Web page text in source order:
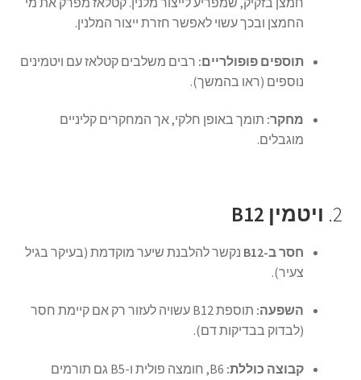
החמצן ובכך עשוי לאפשר חזרת ייצור המלנין.
תוספים פופולריים: רבים משלבים קטלאז עם ויטמינים
נוספים (ראו בהמשך).
מחקר: תומך באופן חלקי, אך המחקרים קליניים
מוגבלים.
2. ויטמין B12
חסר ב-B12
נקשר להלבנת שיער מוקדמת (בעיקר בגיל
צעיר).
השפעה:
תוספת B12 עשויה לעזור רק אם קיימת חסר
(לבדוק בבדיקות דם).
קבוצה כוללת:
B6, חומצה פולית ו-B5 גם תורמים